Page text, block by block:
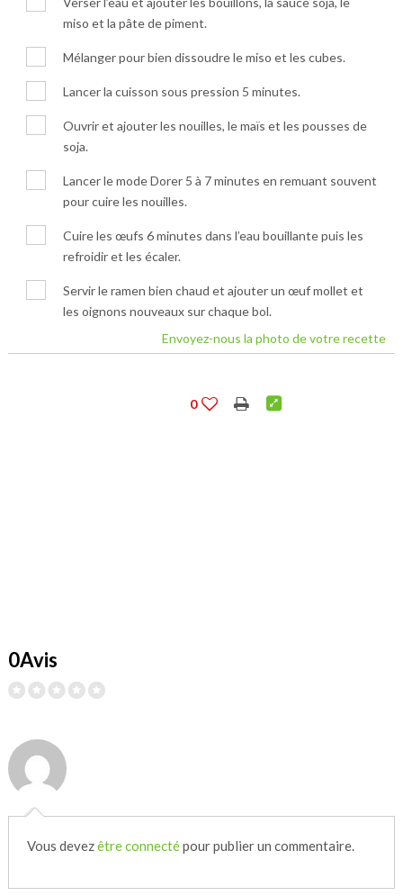
miso et la pâte de piment.
Mélanger pour bien dissoudre le miso et les cubes.
Lancer la cuisson sous pression 5 minutes.
Ouvrir et ajouter les nouilles, le maïs et les pousses de
soja.
Lancer le mode Dorer 5 à 7 minutes en remuant souvent
pour cuire les nouilles.
Cuire les œufs 6 minutes dans l’eau bouillante puis les
refroidir et les écaler.
Servir le ramen bien chaud et ajouter un œuf mollet et
les oignons nouveaux sur chaque bol.
Envoyez-nous la photo de votre recette
0
0Avis
Vous devezêtre connectépour publier un commentaire.